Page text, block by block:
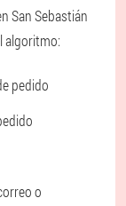
San Sebastián
algoritmo:
pedido
o